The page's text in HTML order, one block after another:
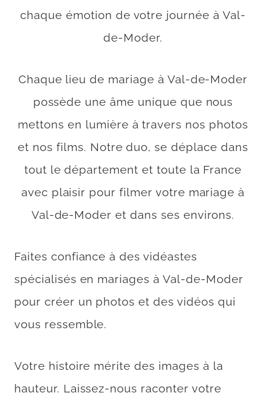
chaque émotion de votre journée à Val-
de-Moder.
Chaque lieu de mariage à Val-de-Moder
possède une âme unique que nous
mettons en lumière à travers nos photos
et nos films. Notre duo, se déplace dans
tout le département et toute la France
avec plaisir pour filmer votre mariage à
Val-de-Moder et dans ses environs.
Faites confiance à des vidéastes
spécialisés en mariages à Val-de-Moder
pour créer un photos et des vidéos qui
vous ressemble.
Votre histoire mérite des images à la
hauteur. Laissez-nous raconter votre